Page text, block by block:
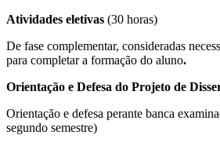
Atividades eletivas (30 horas)
De fase complementar, consideradas
para completar a formação do aluno.
Orientação e Defesa do Projeto de
Orientação e defesa perante banca
segundo semestre)